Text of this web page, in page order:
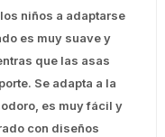
niños a adaptarse
es muy suave y
que las asas
Se adapta a la
es muy fácil y
con diseños